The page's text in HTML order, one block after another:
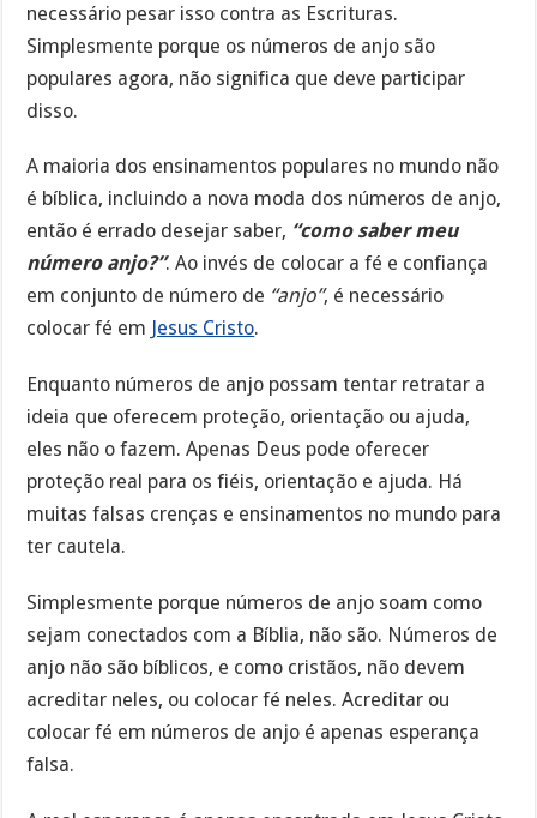
necessário pesar isso contra as Escrituras.
Simplesmente porque os números de anjo são
populares agora, não significa que deve participar
disso.
A maioria dos ensinamentos populares no mundo não
é bíblica, incluindo a nova moda dos números de anjo,
então é errado desejar saber, “como saber meu
número anjo?”. Ao invés de colocar a fé e confiança
em conjunto de número de “anjo”, é necessário
colocar fé em Jesus Cristo.
Enquanto números de anjo possam tentar retratar a
ideia que oferecem proteção, orientação ou ajuda,
eles não o fazem. Apenas Deus pode oferecer
proteção real para os fiéis, orientação e ajuda. Há
muitas falsas crenças e ensinamentos no mundo para
ter cautela.
Simplesmente porque números de anjo soam como
sejam conectados com a Bíblia, não são. Números de
anjo não são bíblicos, e como cristãos, não devem
acreditar neles, ou colocar fé neles. Acreditar ou
colocar fé em números de anjo é apenas esperança
falsa.